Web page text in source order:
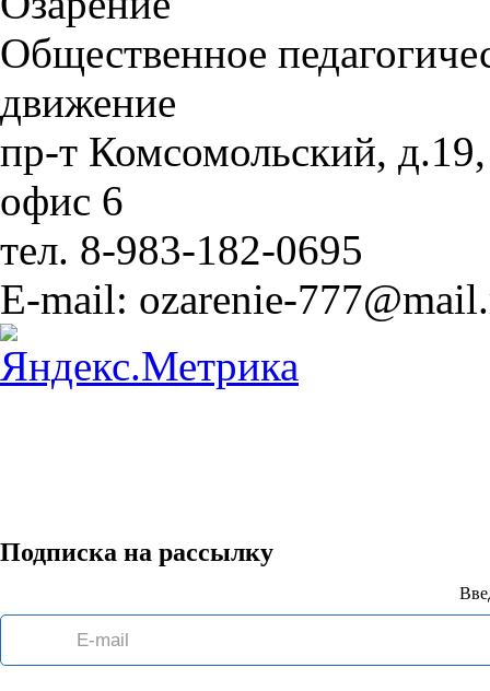
Общественное
движение
пр-т Комсомольский, д.19,
офис 6
тел. 8-983-182-0695
E-mail: ozarenie-
Подписка на рассылку